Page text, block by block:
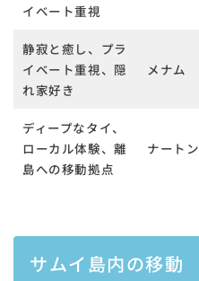
イベート重視
静寂と癒し、プラ
イベート重視、隠
れ家好き
メナム
ディープなタイ、
ローカル体験、離
島への移動拠点
ナートン
サムイ島内の移動